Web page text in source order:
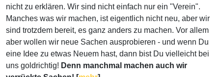
nicht zu erklären. Wir sind nicht einfach nur ein "Verein".
Manches was wir machen, ist eigentlich nicht neu, aber wir
sind trotzdem bereit, es ganz anders zu machen. Vor allem
aber wollen wir neue Sachen ausprobieren - und wenn Du
eine Idee zu etwas Neuem hast, dann bist Du vielleicht bei
uns goldrichtig! Denn manchmal machen auch wir